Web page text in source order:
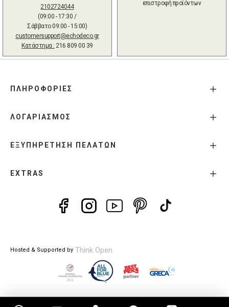
2102724044
(09:00 - 17:30 /
Σάββατο 09:00 - 15:00)
customersupport@echodeco.gr
Κατάστημα : 216 809 00 39
επιστροφή προϊόντων
ΠΛΗΡΟΦΟΡΙΕΣ
ΛΟΓΑΡΙΑΣΜΟΣ
ΕΞΥΠΗΡΕΤΗΣΗ ΠΕΛΑΤΩΝ
EXTRAS
Hosted & Supported by Think Open